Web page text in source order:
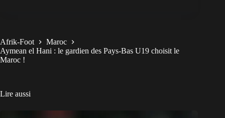
Afrik-Foot
Maroc
Aymean el Hani : le gardien des Pays-Bas U19 choisit le
Maroc !
Lire aussi